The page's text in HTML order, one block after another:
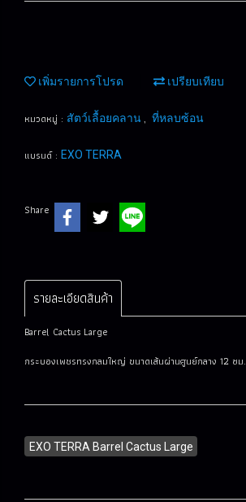
เพิ่มรายการโปรด เปรียบเทียบ
หมวดหมู่ : สัตว์เลื้อยคลาน, ที่หลบซ้อน
แบรนด์ : EXO TERRA
Share
รายละเอียดสินค้า
Barrel Cactus Large
กระบองเพชรทรงกลมใหญ่ ขนาดเส้นผ่านศูนย์กลาง 12 ซม.
EXO TERRA Barrel Cactus Large